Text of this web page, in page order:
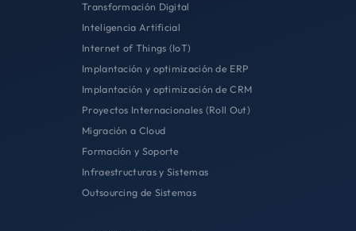
Transformación Digital
Inteligencia Artificial
Internet of Things (IoT)
Implantación y optimización de ERP
Implantación y optimización de CRM
Proyectos Internacionales (Roll Out)
Migración a Cloud
Formación y Soporte
Infraestructuras y Sistemas
Outsourcing de Sistemas